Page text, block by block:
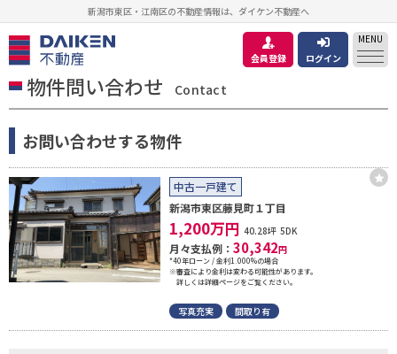
新潟市東区・江南区の不動産情報は、ダイケン不動産へ
会員登録 ログイン
MENU
物件問い合わせ Contact
お問い合わせする物件
中古一戸建て
新潟市東区藤見町１丁目
1,200万円 40.28坪 5DK
月々支払例：30,342円
*40年ローン / 金利1.000%の場合
※審査により金利は変わる可能性があります。
詳しくは詳細ページをご覧ください。
写真充実 間取り有